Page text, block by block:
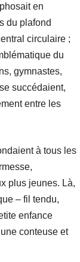
en
du plafond
circulaire ;
du
gymnastes,
succédaient,
entre les
à tous les
plus jeunes. Là,
– fil tendu,
enfance
conteuse et